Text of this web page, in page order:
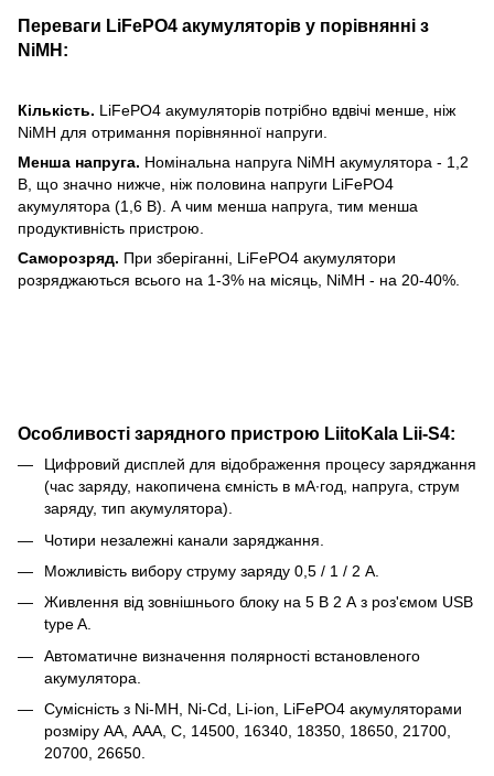
Переваги LiFePO4 акумуляторів у порівнянні з
NiMH:
Кількість. LiFePO4 акумуляторів потрібно вдвічі менше, ніж
NiMH для отримання порівнянної напруги.
Менша напруга. Номінальна напруга NiMH акумулятора - 1,2
В, що значно нижче, ніж половина напруги LiFePO4
акумулятора (1,6 В). А чим менша напруга, тим менша
продуктивність пристрою.
Саморозряд. При зберіганні, LiFePO4 акумулятори
розряджаються всього на 1-3% на місяць, NiMH - на 20-40%.
Особливості зарядного пристрою LiitoKala Lii-S4:
Цифровий дисплей для відображення процесу заряджання
(час заряду, накопичена ємність в мА∙год, напруга, струм
заряду, тип акумулятора).
Чотири незалежні канали заряджання.
Можливість вибору струму заряду 0,5 / 1 / 2 А.
Живлення від зовнішнього блоку на 5 В 2 А з роз'ємом USB
type A.
Автоматичне визначення полярності встановленого
акумулятора.
Сумісність з Ni-MH, Ni-Cd, Li-ion, LiFePO4 акумуляторами
розміру АА, ААА, С, 14500, 16340, 18350, 18650, 21700,
20700, 26650.